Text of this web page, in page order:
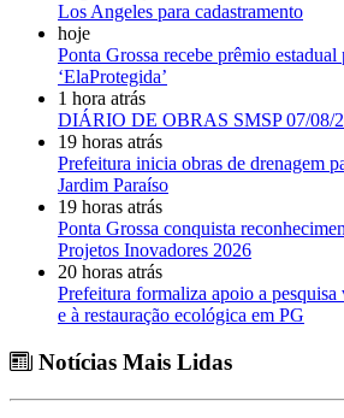
Los Angeles para cadastramento
hoje
Ponta Grossa recebe prêmio estadual
‘ElaProtegida’
1 hora atrás
DIÁRIO DE OBRAS SMSP 07/08/
19 horas atrás
Prefeitura inicia obras de drenagem
Jardim Paraíso
19 horas atrás
Ponta Grossa conquista
Projetos Inovadores 2026
20 horas atrás
Prefeitura formaliza apoio a
e à restauração ecológica em PG
Notícias Mais Lidas